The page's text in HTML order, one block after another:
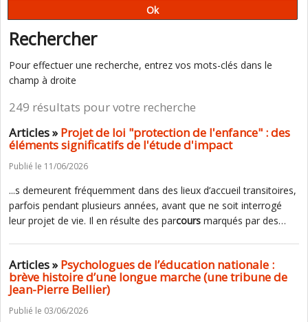
Rechercher
Pour effectuer une recherche, entrez vos mots-clés dans le
champ à droite
249 résultats pour votre recherche
Articles »Projet de loi "protection de l'enfance" : des
éléments significatifs de l'étude d'impact
Publié le 11/06/2026
...s demeurent fréquemment dans des lieux d’accueil transitoires,
parfois pendant plusieurs années, avant que ne soit interrogé
leur projet de vie. Il en résulte des parcours marqués par des…
Articles »Psychologues de l’éducation nationale :
brève histoire d’une longue marche (une tribune de
Jean-Pierre Bellier)
Publié le 03/06/2026